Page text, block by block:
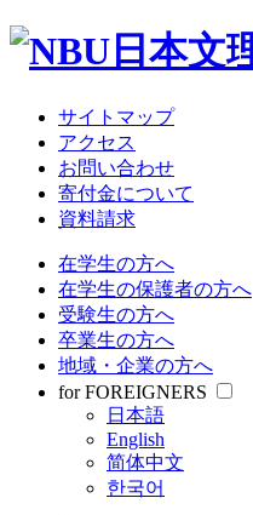
サイトマップ
アクセス
お問い合わせ
寄付金について
資料請求
在学生の方へ
在学生の保護者の方へ
受験生の方へ
卒業生の方へ
地域・企業の方へ
for FOREIGNERS
日本語
English
简体中文
한국어